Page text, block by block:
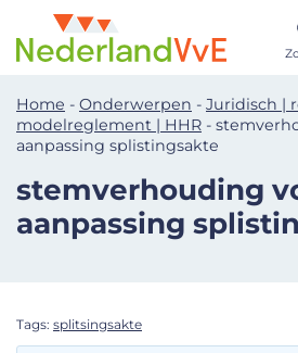
Home - Onderwerpen - Juridisch |
modelreglement | HHR -
aanpassing splistingsakte
stemverhouding
aanpassing
Tags: splitsingsakte